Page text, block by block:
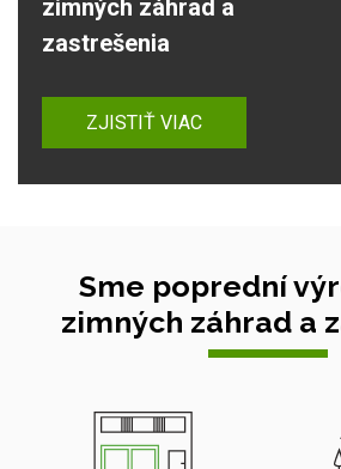
zimných záhrad a
zastrešenia
ZJISTIŤ VIAC
Sme poprední
zimných záhrad a